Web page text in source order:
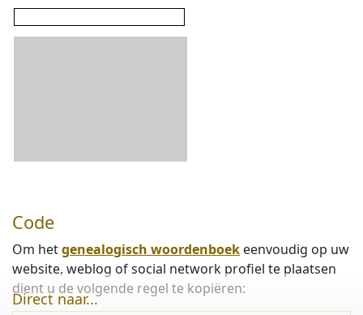
Code
Om hetgenealogisch woordenboek eenvoudig op uw
website, weblog of social network profiel te plaatsen
dient u de volgende regel te kopiëren:
Direct naar...